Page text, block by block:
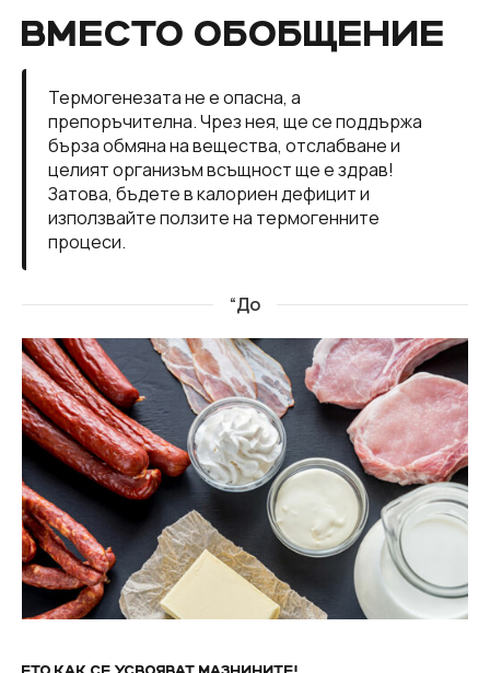
ВМЕСТО ОБОБЩЕНИЕ
Термогенезата не е опасна, а
препоръчителна. Чрез нея, ще се поддържа
бърза обмяна на вещества, отслабване и
целият организъм всъщност ще е здрав!
Затова, бъдете в калориен дефицит и
използвайте ползите на термогенните
процеси.
“До